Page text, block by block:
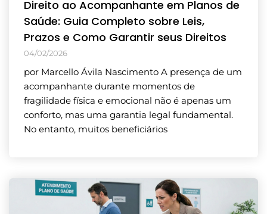
Direito ao Acompanhante em Planos de
Saúde: Guia Completo sobre Leis,
Prazos e Como Garantir seus Direitos
04/02/2026
por Marcello Ávila Nascimento A presença de um
acompanhante durante momentos de
fragilidade física e emocional não é apenas um
conforto, mas uma garantia legal fundamental.
No entanto, muitos beneficiários